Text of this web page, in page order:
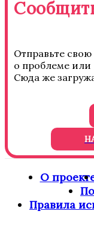
Отправьте
о проблеме или
Сюда же
О
Правила